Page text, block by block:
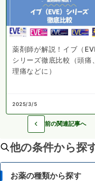
薬剤師が解説！イブ（
シリーズ徹底比較（頭痛
理痛などに）
2025/3/5
前の関連記事へ
他の条件から探
お薬の種類から探す